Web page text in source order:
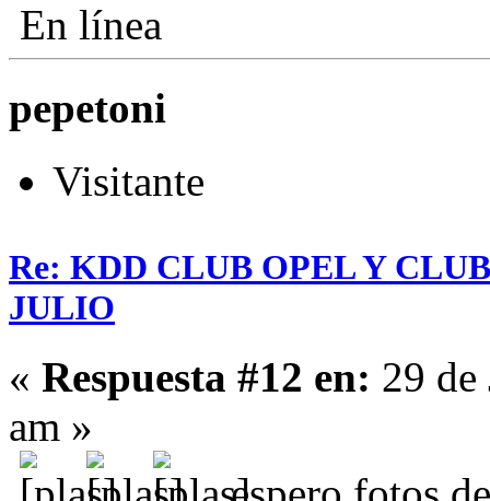
En línea
pepetoni
Visitante
Re: KDD CLUB OPEL Y
JULIO
« Respuesta #12 en: 29
am »